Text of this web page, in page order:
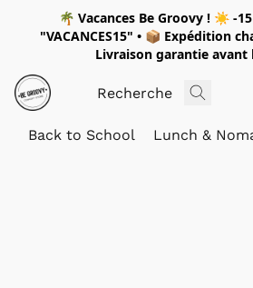
🌴 Vacances Be Groovy ! ☀️ -
"VACANCES15" • 📦 Expédition
Livraison garantie avant
Back to School Lunch &